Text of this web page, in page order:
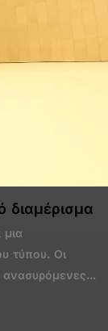
διαμέρισμα
μια
τύπου. Οι
ανασυρόμενες